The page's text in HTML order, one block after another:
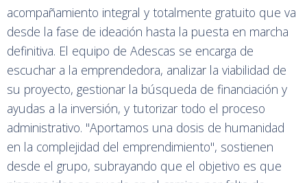
acompañamiento integral y totalmente gratuito que va
desde la fase de ideación hasta la puesta en marcha
definitiva. El equipo de Adescas se encarga de
escuchar a la emprendedora, analizar la viabilidad de
su proyecto, gestionar la búsqueda de financiación y
ayudas a la inversión, y tutorizar todo el proceso
administrativo. "Aportamos una dosis de humanidad
en la complejidad del emprendimiento", sostienen
desde el grupo, subrayando que el objetivo es que